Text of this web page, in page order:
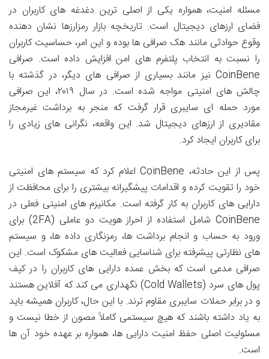
مسئله امنیت، همواره یکی از اصلی ترین دغدغه های کاربران در
فضای ارزهای دیجیتال است. تاریخچه بازار رمزارزها نشان دهنده
وقوع حوادثی مانند هک صرافی ها بوده و این امر، حساسیت کاربران
را نسبت به انتخاب پلتفرم های امن افزایش داده است. صرافی
CoinBene نیز مانند بسیاری از صرافی های دیگر، در گذشته با
چالش های امنیتی مواجه شده است. در سال ۲۰۱۹، این صرافی
مورد حمله ای سایبری قرار گرفت که منجر به برداشت غیرمجاز
مقادیری از ارزهای دیجیتال شد. این واقعه، نگرانی های زیادی را
برای کاربران ایجاد کرد.
پس از این حادثه، CoinBene اعلام کرد که سیستم های امنیتی
خود را تقویت کرده و اقدامات پیشگیرانه بیشتری را برای محافظت از
دارایی های کاربران به کار گرفته است. مکانیزم های امنیتی فعلی در
CoinBene شامل استفاده از احراز هویت دو عاملی (2FA) برای
ورود به حساب و انجام برداشت ها، رمزنگاری داده ها، و سیستم
های نظارتی پیشرفته برای شناسایی فعالیت های مشکوک است. این
صرافی مدعی است که بخش عمده دارایی های کاربران را در کیف
پول های سرد (Cold Wallets) نگهداری می کند که آفلاین هستند
و در برابر حملات سایبری مقاوم ترند. با این حال، کاربران همیشه باید
به یاد داشته باشند که هیچ سیستمی کاملاً مصون از خطا نیست و
مسئولیت اصلی حفظ امنیت دارایی ها، همواره بر عهده خود آن ها
است.